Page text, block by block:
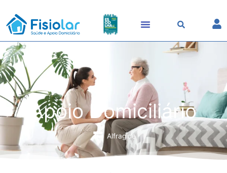
content
Apoio Domiciliário
Alfragide